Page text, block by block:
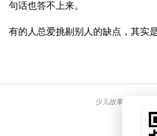
句话也答不上来。
有的人总爱挑剔别人的缺点，其实
少儿故事大全 睡前